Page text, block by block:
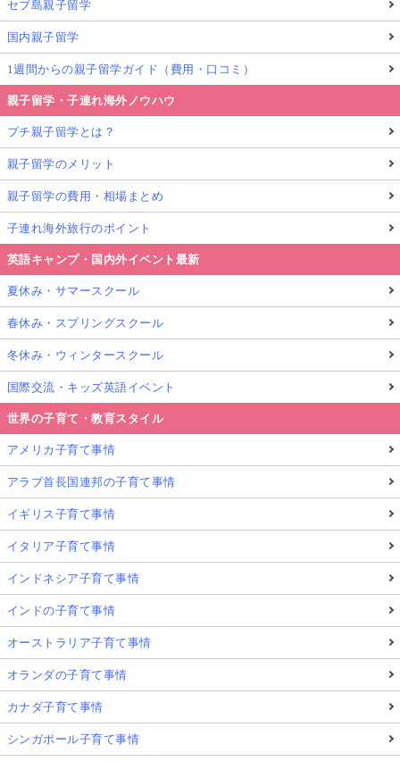
セブ島親子留学
国内親子留学
1週間からの親子留学ガイド（費用・口コミ）
親子留学・子連れ海外ノウハウ
プチ親子留学とは？
親子留学のメリット
親子留学の費用・相場まとめ
子連れ海外旅行のポイント
英語キャンプ・国内外イベント最新
夏休み・サマースクール
春休み・スプリングスクール
冬休み・ウィンタースクール
国際交流・キッズ英語イベント
世界の子育て・教育スタイル
アメリカ子育て事情
アラブ首長国連邦の子育て事情
イギリス子育て事情
イタリア子育て事情
インドネシア子育て事情
インドの子育て事情
オーストラリア子育て事情
オランダの子育て事情
カナダ子育て事情
シンガポール子育て事情